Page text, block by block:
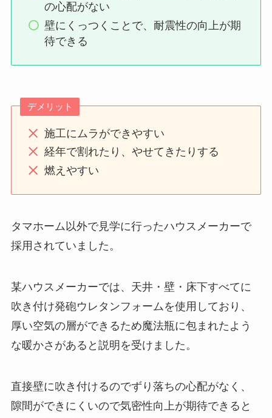
の心配がない
壁にくっつくことで、耐震性の向上が期
待できる
デメリット
施工にムラができやすい
経年で割れたり、やせてきたりする
燃えやすい
タマホーム以外で見学に行ったハウスメーカーで
採用されていました。
某ハウスメーカーでは、天井・壁・床下すべてに
吹き付け発砲ウレタンフォームを使用しており、
厚い空気の層ができるため魔法瓶に包まれたよう
な暖かさがあると説明を受けました。
直接壁に吹き付けるのでずり落ちの心配がなく、
隙間ができにくいので気密性向上が期待できると